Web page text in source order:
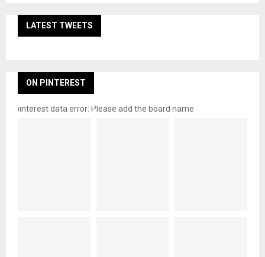
LATEST TWEETS
ON PINTEREST
pinterest data error: Please add the board name